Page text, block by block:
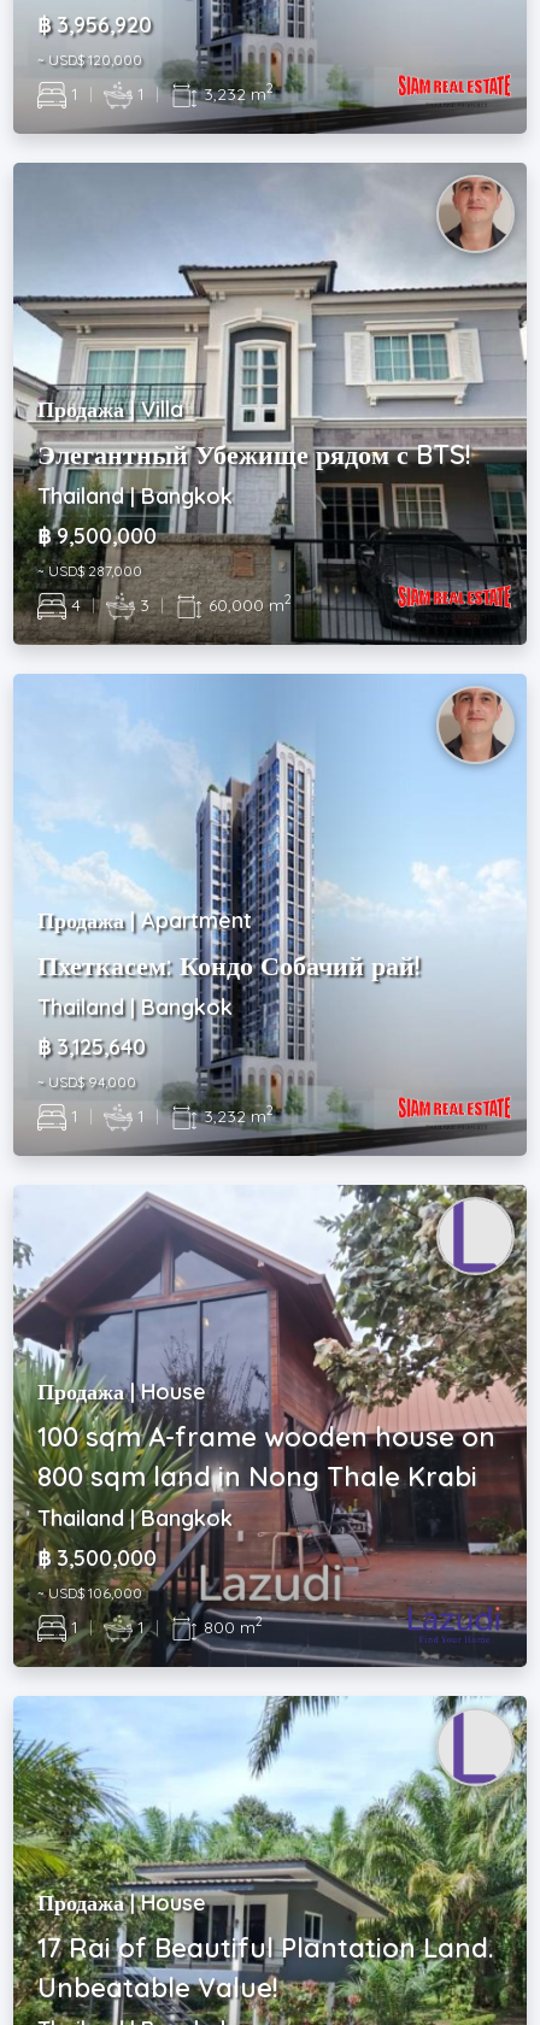
฿ 3,956,920
~ USD$ 120,000
1 | 1 | 3,232 m2
Продажа | Villa
Элегантный Убежище рядом с BTS!
Thailand | Bangkok
฿ 9,500,000
~ USD$ 287,000
4 | 3 | 60,000 m2
Продажа | Apartment
Пхеткасем: Кондо Собачий рай!
Thailand | Bangkok
฿ 3,125,640
~ USD$ 94,000
1 | 1 | 3,232 m2
Продажа | House
100 sqm A-frame wooden house on
800 sqm land in Nong Thale Krabi
Thailand | Bangkok
฿ 3,500,000
~ USD$ 106,000
1 | 1 | 800 m2
Продажа | House
17 Rai of Beautiful Plantation Land.
Unbeatable Value!